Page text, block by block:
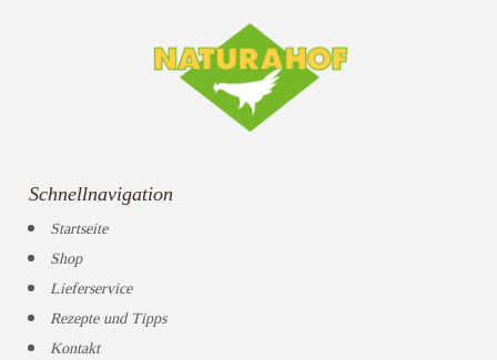
Schnellnavigation
Startseite
Shop
Lieferservice
Rezepte und Tipps
Kontakt